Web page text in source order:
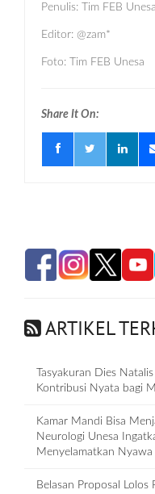
Penulis: Tim FEB Unesa
Editor: @zam*
Foto: Tim FEB Unesa
Share It On:
ARTIKEL
Tasyakuran Dies
Kontribusi Nyata bagi
Kamar Mandi Bisa
Neurologi Unesa
Menyelamatkan Nyawa
Belasan Proposal Lolos